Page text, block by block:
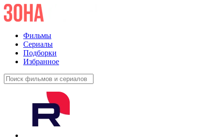
Фильмы
Сериалы
Подборки
Избранное